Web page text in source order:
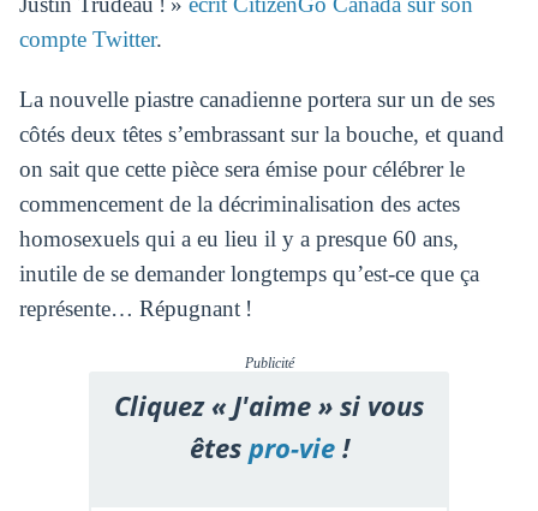
compte Twitter.
La nouvelle piastre canadienne portera sur un de ses
côtés deux têtes s’embrassant sur la bouche, et quand
on sait que cette pièce sera émise pour célébrer le
commencement de la décriminalisation des actes
homosexuels qui a eu lieu il y a presque 60 ans,
inutile de se demander longtemps qu’est-ce que ça
représente… Répugnant !
Publicité
Cliquez « J'aime » si vous
êtespro-vie!